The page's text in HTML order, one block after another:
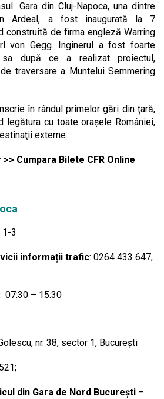
Gara din Cluj-Napoca, una dintre
Ardeal, a fost inaugurată la 7
construită de firma engleză Warring
von Gegg. Inginerul a fost foarte
după ce a realizat proiectul,
traversare a Muntelui Semmering
în rândul primelor gări din ţară,
legătura cu toate oraşele României,
externe.
Cumpara Bilete CFR Online
1-3
informații trafic: 0264 433 647,
07:30 – 15:30
nr. 38, sector 1, București
din Gara de Nord Bucureşti –